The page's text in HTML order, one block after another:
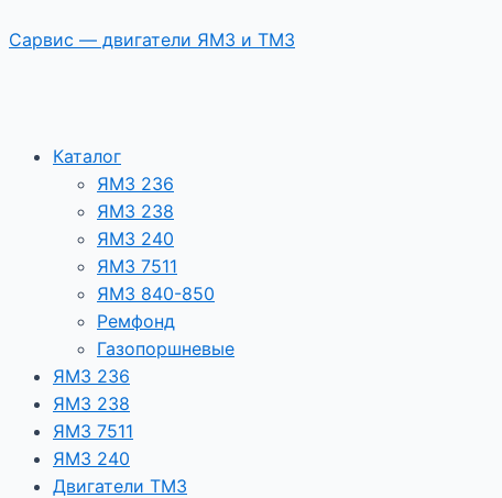
к
Сарвис — двигатели ЯМЗ и ТМЗ
Каталог
ЯМЗ 236
ЯМЗ 238
ЯМЗ 240
ЯМЗ 7511
ЯМЗ 840-850
Ремфонд
Газопоршневые
ЯМЗ 236
ЯМЗ 238
ЯМЗ 7511
ЯМЗ 240
Двигатели ТМЗ